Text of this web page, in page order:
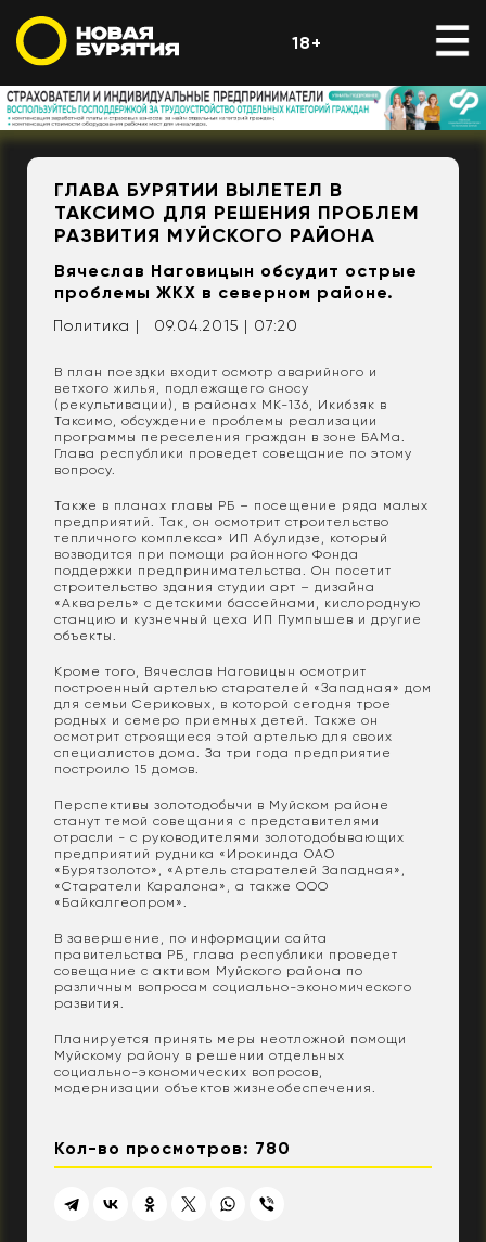
18+
ГЛАВА БУРЯТИИ ВЫЛЕТЕЛ В
ТАКСИМО ДЛЯ РЕШЕНИЯ ПРОБЛЕМ
РАЗВИТИЯ МУЙСКОГО РАЙОНА
Вячеслав Наговицын обсудит острые
проблемы ЖКХ в северном районе.
Политика | 09.04.2015 | 07:20
В план поездки входит осмотр аварийного и
ветхого жилья, подлежащего сносу
(рекультивации), в районах МК-136, Икибзяк в
Таксимо, обсуждение проблемы реализации
программы переселения граждан в зоне БАМа.
Глава республики проведет совещание по этому
вопросу.
Также в планах главы РБ – посещение ряда малых
предприятий. Так, он осмотрит строительство
тепличного комплекса» ИП Абулидзе, который
возводится при помощи районного Фонда
поддержки предпринимательства. Он посетит
строительство здания студии арт – дизайна
«Акварель» с детскими бассейнами, кислородную
станцию и кузнечный цеха ИП Пумпышев и другие
объекты.
Кроме того, Вячеслав Наговицын осмотрит
построенный артелью старателей «Западная» дом
для семьи Сериковых, в которой сегодня трое
родных и семеро приемных детей. Также он
осмотрит строящиеся этой артелью для своих
специалистов дома. За три года предприятие
построило 15 домов.
Перспективы золотодобычи в Муйском районе
станут темой совещания с представителями
отрасли - с руководителями золотодобывающих
предприятий рудника «Ирокинда ОАО
«Бурятзолото», «Артель старателей Западная»,
«Старатели Каралона», а также ООО
«Байкалгеопром».
В завершение, по информации сайта
правительства РБ, глава республики проведет
совещание с активом Муйского района по
различным вопросам социально-экономического
развития.
Планируется принять меры неотложной помощи
Муйскому району в решении отдельных
социально-экономических вопросов,
модернизации объектов жизнеобеспечения.
Кол-во просмотров: 780